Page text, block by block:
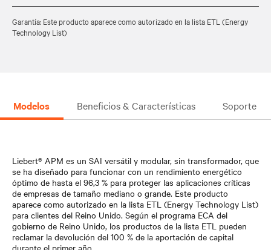
Garantía: Este producto aparece como autorizado en la lista ETL (Energy
Technology List)
Modelos Beneficios & Características Soporte
Liebert® APM es un SAI versátil y modular, sin transformador, que
se ha diseñado para funcionar con un rendimiento energético
óptimo de hasta el 96,3 % para proteger las aplicaciones críticas
de empresas de tamaño mediano o grande. Este producto
aparece como autorizado en la lista ETL (Energy Technology List)
para clientes del Reino Unido. Según el programa ECA del
gobierno de Reino Unido, los productos de la lista ETL pueden
reclamar la devolución del 100 % de la aportación de capital
durante el primer año.